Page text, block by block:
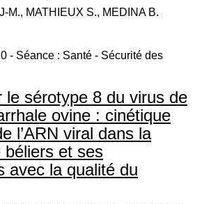
M., MATHIEUX S., MEDINA B.
- Séance : Santé - Sécurité des
le sérotype 8 du virus de
ovine : cinétique
l’ARN viral dans la
béliers et ses
avec la qualité du